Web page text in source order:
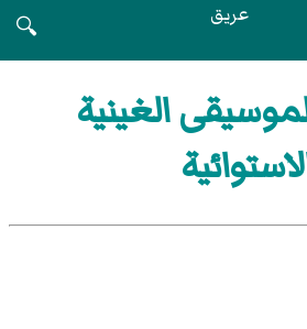
عريق
🔍
الغينية